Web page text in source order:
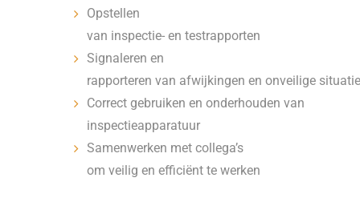
Opstellen
van inspectie- en testrapporten
Signaleren en
rapporteren van afwijkingen en onveilige
Correct gebruiken en onderhouden van
inspectieapparatuur
Samenwerken met collega’s
om veilig en efficiënt te werken